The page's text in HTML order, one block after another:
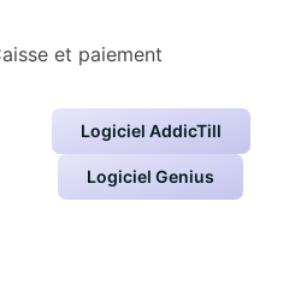
et paiement
Logiciel AddicTill
Logiciel Genius